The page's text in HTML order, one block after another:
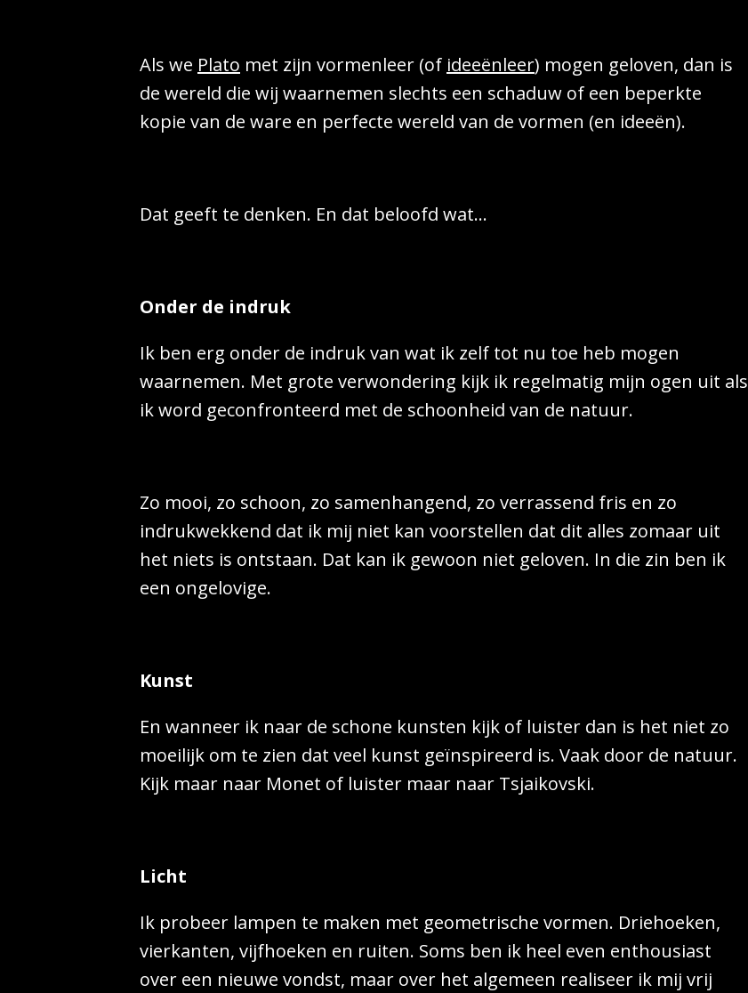
Als we Plato met zijn vormenleer (of ideeënleer) mogen geloven, dan is
de wereld die wij waarnemen slechts een schaduw of een beperkte
kopie van de ware en perfecte wereld van de vormen (en ideeën).
Dat geeft te denken. En dat beloofd wat…
Onder de indruk
Ik ben erg onder de indruk van wat ik zelf tot nu toe heb mogen
waarnemen. Met grote verwondering kijk ik regelmatig mijn ogen uit als
ik word geconfronteerd met de schoonheid van de natuur.
Zo mooi, zo schoon, zo samenhangend, zo verrassend fris en zo
indrukwekkend dat ik mij niet kan voorstellen dat dit alles zomaar uit
het niets is ontstaan. Dat kan ik gewoon niet geloven. In die zin ben ik
een ongelovige.
Kunst
En wanneer ik naar de schone kunsten kijk of luister dan is het niet zo
moeilijk om te zien dat veel kunst geïnspireerd is. Vaak door de natuur.
Kijk maar naar Monet of luister maar naar Tsjaikovski.
Licht
Ik probeer lampen te maken met geometrische vormen. Driehoeken,
vierkanten, vijfhoeken en ruiten. Soms ben ik heel even enthousiast
over een nieuwe vondst, maar over het algemeen realiseer ik mij vrij